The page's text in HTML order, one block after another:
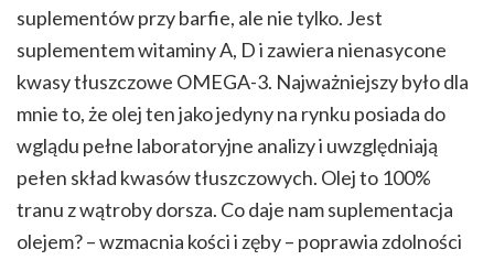
suplementów przy barfie, ale nie tylko. Jest
suplementem witaminy A, D i zawiera nienasycone
kwasy tłuszczowe OMEGA-3. Najważniejszy było dla
mnie to, że olej ten jako jedyny na rynku posiada do
wglądu pełne laboratoryjne analizy i uwzględniają
pełen skład kwasów tłuszczowych. Olej to 100%
tranu z wątroby dorsza. Co daje nam suplementacja
olejem? – wzmacnia kości i zęby – poprawia zdolności